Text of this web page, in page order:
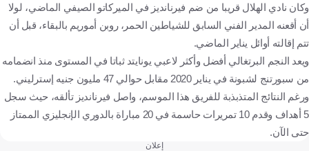
وكان نادي الهلال قريبا من ضم فيرنانديز في الميركاتو الصيفي الماضي، لولا
أن أقعنه المدير الفني السابق للشياطين الحمر، روبن أموريم بالبقاء، قبل أن
تتم إقالته أوائل يناير الماضي.
ويعد النجم البرتغالي أفضل وأكثر لاعبي يونايتد ثباتا في المستوى منذ انضمامه
من سبورتنج لشبونة في يناير 2020 مقابل حوالي 47 مليون جنيه إسترليني.
ورغم النتائج المتذبذبة للفريق هذا الموسم، واصل فيرنانديز تألقه، حيث سجل
5 أهداف وقدم 10 تمريرات حاسمة في 20 مباراة بالدوري الإنجليزي الممتاز
حتى الآن.
إعلان